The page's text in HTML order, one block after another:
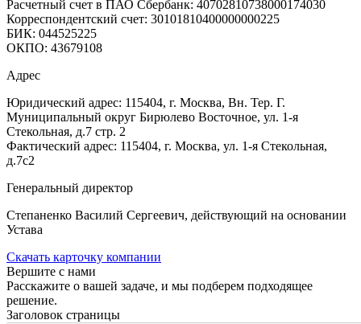
Расчетный счет в ПАО Сбербанк: 40702810738000174030
Корреспондентский счет: 30101810400000000225
БИК: 044525225
ОКПО: 43679108
Адрес
Юридический адрес: 115404, г. Москва, Вн. Тер. Г.
Муниципальный округ Бирюлево Восточное, ул. 1-я
Стекольная, д.7 стр. 2
Фактический адрес: 115404, г. Москва, ул. 1-я Стекольная,
д.7с2
Генеральный директор
Степаненко Василий Сергеевич, действующий на основании
Устава
Скачать карточку компании
Вершите с нами
Расскажите о вашей задаче, и мы подберем подходящее
решение.
Заголовок страницы